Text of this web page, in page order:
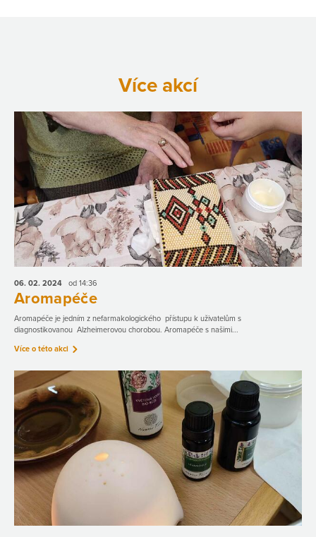
Více akcí
06. 02. 2024 od 14:36
Aromapéče
Aromapéče je jedním z nefarmakologického přístupu k uživatelům s
diagnostikovanou Alzheimerovou chorobou. Aromapéče s našimi...
Více o této akci